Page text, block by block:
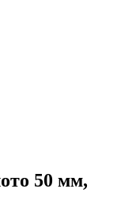
50 мм,